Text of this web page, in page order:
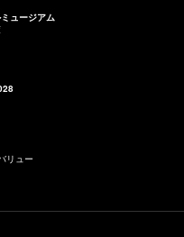
ュージアム
リュー